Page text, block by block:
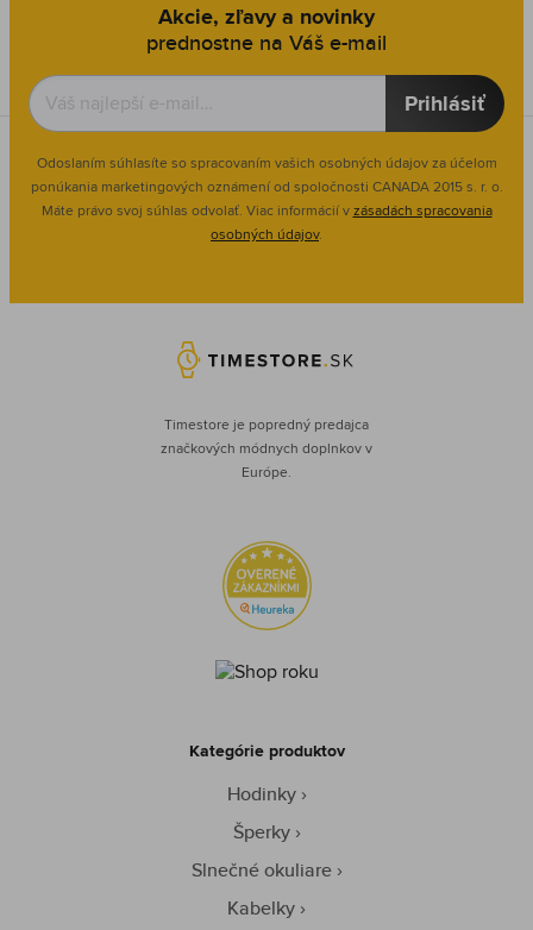
Akcie, zľavy a novinky
prednostne na Váš e-mail
Prihlásiť
Odoslaním súhlasíte so spracovaním vašich osobných údajov za účelom
ponúkania marketingových oznámení od spoločnosti CANADA 2015 s. r. o.
Máte právo svoj súhlas odvolať. Viac informácií vzásadách spracovania
osobných údajov.
Timestore je popredný predajca
značkových módnych doplnkov v
Európe.
Kategórie produktov
Hodinky
Šperky
Slnečné okuliare
Kabelky